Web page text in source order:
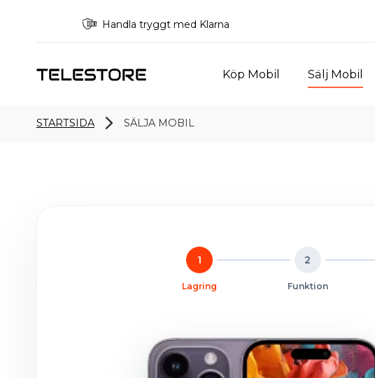
Handla tryggt med Klarna
Köp Mobil Sälj Mobil
STARTSIDA SÄLJA MOBIL
1
Lagring
2
Funktion